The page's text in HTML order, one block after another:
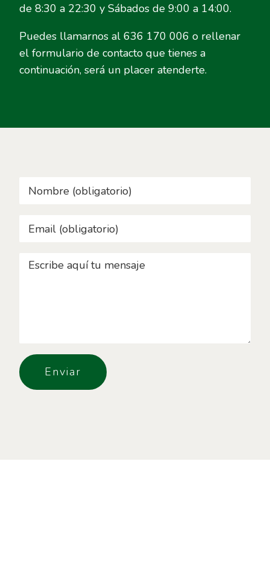
de 8:30 a 22:30 y Sábados de 9:00 a 14:00.
Puedes llamarnos al 636 170 006 o rellenar
el formulario de contacto que tienes a
continuación, será un placer atenderte.